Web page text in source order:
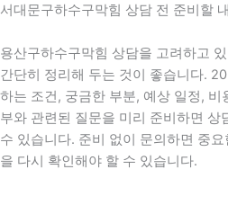
서대문구하수구막힘 상담 전 준비할
용산구하수구막힘 상담을 고려하고
간단히 정리해 두는 것이 좋습니다.
하는 조건, 궁금한 부분, 예상 일정, 비
부와 관련된 질문을 미리 준비하면 상
수 있습니다. 준비 없이 문의하면 중
을 다시 확인해야 할 수 있습니다.